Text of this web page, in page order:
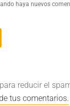
haya nuevos
reducir el
tus comentarios.